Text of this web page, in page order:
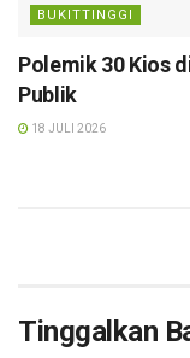
BUKITTINGGI
Polemik 30 Kios
Publik
18 JULI 2026
Tinggalkan